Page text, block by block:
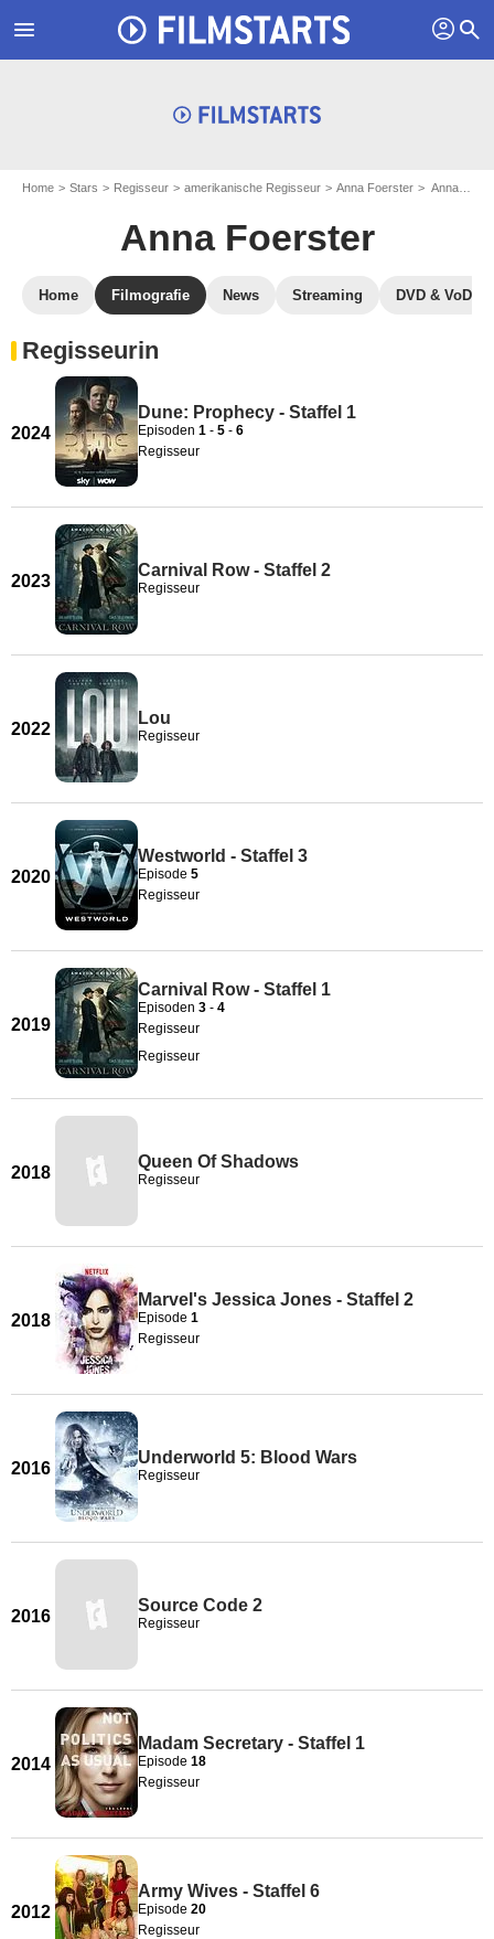
menu profil search
Home Stars Regisseur amerikanische Regisseur Anna Foerster Anna Foerster: Filmografie
Anna Foerster
Home Filmografie News Streaming DVD & VoD
Regisseurin
2024
Dune: Prophecy - Staffel 1
Episoden 1 - 5 - 6
Regisseur
2023
Carnival Row - Staffel 2
Regisseur
2022
Lou
Regisseur
2020
Westworld - Staffel 3
Episode 5
Regisseur
2019
Carnival Row - Staffel 1
Episoden 3 - 4
Regisseur
Regisseur
2018
Queen Of Shadows
Regisseur
2018
Marvel's Jessica Jones - Staffel 2
Episode 1
Regisseur
2016
Underworld 5: Blood Wars
Regisseur
2016
Source Code 2
Regisseur
2014
Madam Secretary - Staffel 1
Episode 18
Regisseur
2012
Army Wives - Staffel 6
Episode 20
Regisseur